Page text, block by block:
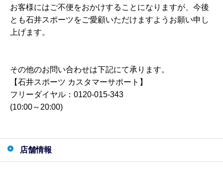
お客様にはご不便をおかけすることになりますが、今後
とも石井スポーツをご愛顧いただけますようお願い申し
上げます。
その他のお問い合わせは下記にて承ります。
【石井スポーツ カスタマーサポート】
フリーダイヤル：0120-015-343
(10:00～20:00)
店舗情報